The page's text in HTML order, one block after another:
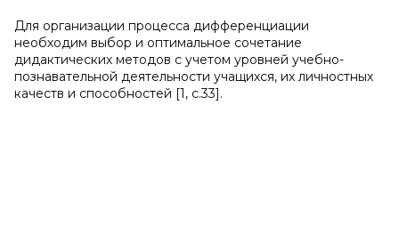
Для организации процесса дифференциации
необходим выбор и оптимальное сочетание
дидактических методов с учетом уровней учебно-
познавательной деятельности учащихся, их личностных
качеств и способностей [1, с.33].